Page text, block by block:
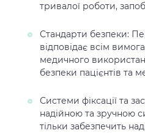
тривалої роботи,
Стандарти безпеки:
відповідає всім
медичного
безпеки пацієнтів та
Системи фіксації та
надійною та зручною
тільки забезпечить